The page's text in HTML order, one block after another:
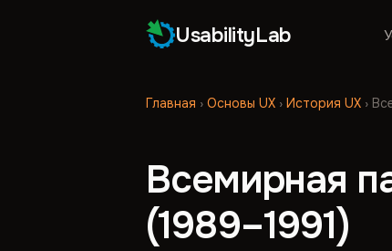
UsabilityLab
Главная › Основы UX › История UX ›
Всемирная
(1989–1991)